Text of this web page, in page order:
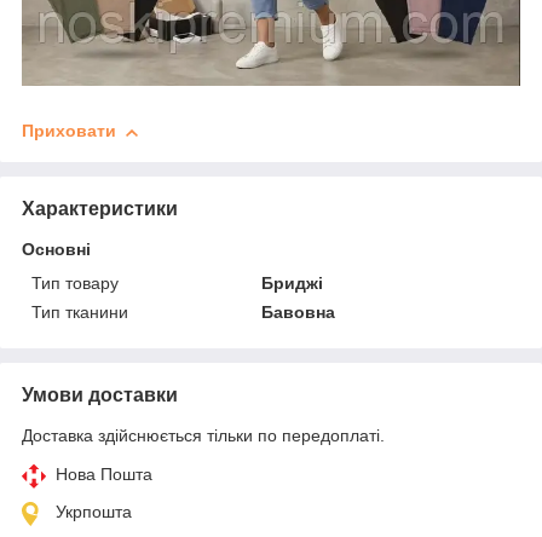
Приховати
Характеристики
Основні
Тип товару
Бриджі
Тип тканини
Бавовна
Умови доставки
Доставка здійснюється тільки по передоплаті.
Нова Пошта
Укрпошта